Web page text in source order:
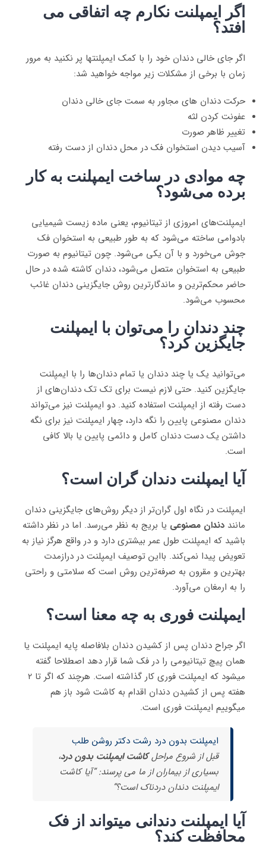
اگر ایمپلنت نکارم چه اتفاقی می
افتد؟
اگر جای خالی دندان خود را با کمک ایمپلنتها پر نکنید به مرور
زمان با برخی از مشکلات زیر مواجه خواهید شد:
حرکت دندان های مجاور به سمت جای خالی دندان
عفونت کردن لثه
تغییر ظاهر صورت
آسیب دیدن استخوان فک در محل دندان از دست رفته
چه موادی در ساخت ایمپلنت به کار
برده می‌شود؟
ایمپلنت‌های امروزی از تیتانیوم، یعنی ماده زیست شیمیایی
بادوامی ساخته می‌شود که به طور طبیعی به استخوان فک
جوش می‌خورد و با آن یکی می‌شود. چون تیتانیوم به صورت
طبیعی به استخوان متصل می‌شود، دندان کاشته شده در حال
حاضر محکم‌ترین و ماندگارترین روش جایگزینی دندان غائب
محسوب می‌شود.
چند دندان را می‌توان با ایمپلنت
جایگزین کرد؟
می‌توانید یک یا چند دندان یا تمام دندان‌ها را با ایمپلنت
جایگزین کنید. حتی لازم نیست برای تک تک دندان‌های از
دست رفته از ایمپلنت استفاده کنید. دو ایمپلنت نیز می‌تواند
دندان مصنوعی پایین را نگه دارد، چهار ایمپلنت نیز برای نگه
داشتن یک دست دندان کامل و دائمی پایین یا بالا کافی
است.
آیا ایمپلنت دندان گران است؟
ایمپلنت در نگاه اول گران‌تر از دیگر روش‌های جایگزینی دندان
مانند دندان مصنوعی یا بریج به نظر می‌رسد. اما در نظر داشته
باشید که ایمپلنت طول عمر بیشتری دارد و در واقع هرگز نیاز به
تعویض پیدا نمی‌کند. بااین توصیف ایمپلنت در درازمدت
بهترین و مقرون به صرفه‌ترین روش است که سلامتی و راحتی
را به ارمغان می‌آورد.
ایمپلنت فوری به چه معنا است؟
اگر جراح دندان پس از کشیدن دندان بلافاصله پایه ایمپلنت یا
همان پیچ تیتانیومی را در فک شما قرار دهد اصطلاحا گفته
میشود که ایمپلنت فوری کار گذاشته است. هرچند که اگر تا 2
هفته پس از کشیدن دندان اقدام به کاشت شود باز هم
میگوییم ایمپلنت فوری است.
ایمپلنت بدون درد رشت دکتر روشن طلب
قبل از شروع مراحلکاشت ایمپلنت بدون درد،
بسیاری از بیماران از ما می پرسند: “آیا کاشت
ایمپلنت دندان دردناک است؟”
آیا ایمپلنت دندانی میتواند از فک
محافظت کند؟